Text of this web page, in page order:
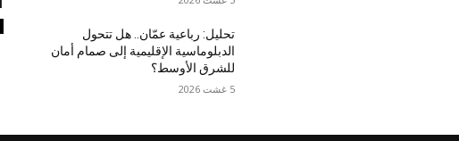
تحليل: رباعية عمّان.. هل تتحول
الدبلوماسية الإقليمية إلى صمام أمان
للشرق الأوسط؟
5 غشت 2026